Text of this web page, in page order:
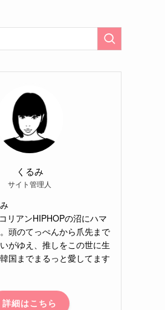
くるみ
サイト管理人
リアンHIPHOPの沼にハマ
頭のてっぺんから爪先まで
がゆえ、推しをこの世に生
国までまるっと愛してます
詳細はこちら